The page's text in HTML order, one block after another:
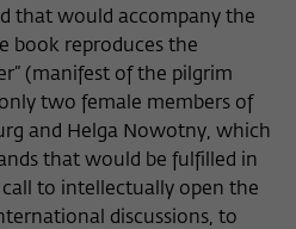
that would accompany the
book reproduces the
(manifest of the pilgrim
two female members of
and Helga Nowotny, which
that would be fulfilled in
to intellectually open the
discussions, to